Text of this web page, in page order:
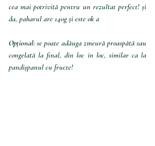
cea mai potrivită pentru un rezultat perfect! și
da, paharul are 140g și este ok a
Opțional: se poate adăuga zmeură proaspătă sau
congelată la final, din loc in loc, similar ca la
pandișpanul cu fructe!